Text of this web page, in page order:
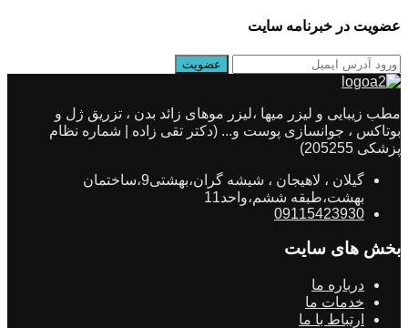
عضویت در خبرنامه سایت
مطب زیبایی و لیزر میها ،لیزر موهای زائد بدن ، تزریق ژل و
بوتاکس ، جوانسازی پوست و... (دکتر تقی زاده | شماره نظام
پزشکی 205255)
گیلان ، لاهیجان ، شیشه گران،بهشتی9،ساختمان
بهشت،طبقه ششم،واحد11
09115423930
بخش های سایت
درباره ما
خدمات ما
ارتباط با ما